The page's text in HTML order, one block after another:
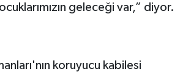
geleceği var,” diyor.